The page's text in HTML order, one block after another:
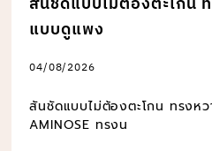
แบบดูแพง
04/08/2026
สันชัดแบบไม่ต้องตะโกน ทรงห
AMINOSE ทรงน